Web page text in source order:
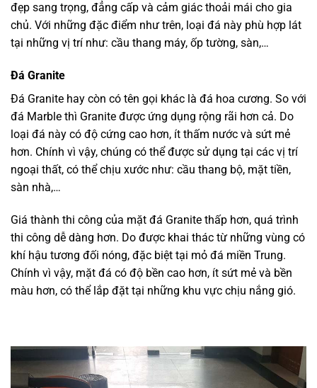
đẹp sang trọng, đẳng cấp và cảm giác thoải mái cho gia
chủ. Với những đặc điểm như trên, loại đá này phù hợp lát
tại những vị trí như: cầu thang máy, ốp tường, sàn,…
Đá Granite
Đá Granite hay còn có tên gọi khác là đá hoa cương. So với
đá Marble thì Granite được ứng dụng rộng rãi hơn cả. Do
loại đá này có độ cứng cao hơn, ít thấm nước và sứt mẻ
hơn. Chính vì vậy, chúng có thể được sử dụng tại các vị trí
ngoại thất, có thể chịu xước như: cầu thang bộ, mặt tiền,
sàn nhà,…
Giá thành thi công của mặt đá Granite thấp hơn, quá trình
thi công dễ dàng hơn. Do được khai thác từ những vùng có
khí hậu tương đối nóng, đặc biệt tại mỏ đá miền Trung.
Chính vì vậy, mặt đá có độ bền cao hơn, ít sứt mẻ và bền
màu hơn, có thể lắp đặt tại những khu vực chịu nắng gió.